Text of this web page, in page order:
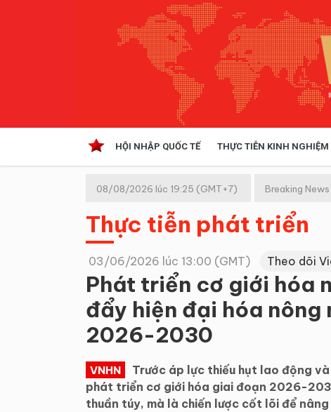
HỘI NHẬP QUỐC TẾ THỰC TIỄN KINH NGHIỆM
Kinh tế hội nhập
Doanh nghiệp
08/08/2026 lúc 19:25 (GMT+7) Breaking News
Thực tiễn phát triển
03/06/2026 lúc 13:00 (GMT) Theo dõi
Phát triển cơ giới hóa
đẩy hiện đại hóa
2026-2030
VNHN
Trước áp lực thiếu hụt lao động
phát triển cơ giới hóa giai đoạn 2026-
thuần túy, mà là chiến lược cốt lõi để